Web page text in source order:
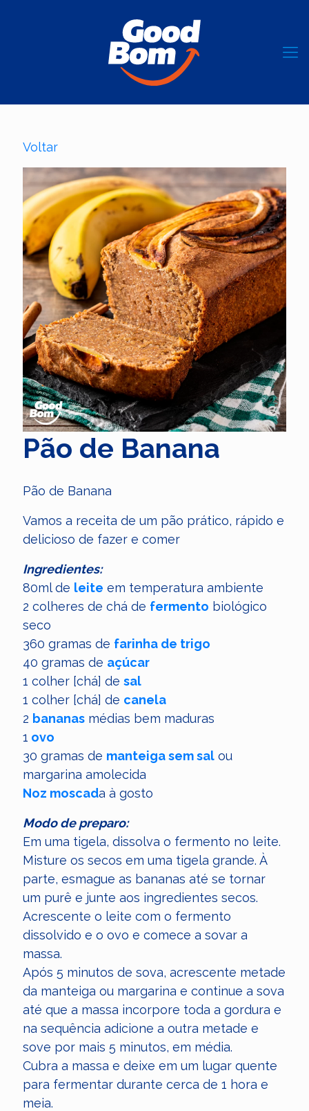
Voltar
Pão de Banana
Pão de Banana
Vamos a receita de um pão prático, rápido e
delicioso de fazer e comer
Ingredientes:
80ml de leite em temperatura ambiente
2 colheres de chá de fermento biológico
seco
360 gramas de farinha de trigo
40 gramas de açúcar
1 colher [chá] de sal
1 colher [chá] de canela
2 bananas médias bem maduras
1 ovo
30 gramas de manteiga sem sal ou
margarina amolecida
Noz moscada à gosto
Modo de preparo:
Em uma tigela, dissolva o fermento no leite.
Misture os secos em uma tigela grande. À
parte, esmague as bananas até se tornar
um purê e junte aos ingredientes secos.
Acrescente o leite com o fermento
dissolvido e o ovo e comece a sovar a
massa.
Após 5 minutos de sova, acrescente metade
da manteiga ou margarina e continue a sova
até que a massa incorpore toda a gordura e
na sequência adicione a outra metade e
sove por mais 5 minutos, em média.
Cubra a massa e deixe em um lugar quente
para fermentar durante cerca de 1 hora e
meia.